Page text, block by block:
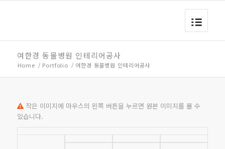
여한경 동물병원 인테리어공사
Home / Portfolio / 여한경 동물병원 인테리어공사
작은 이미지에 마우스의 왼쪽 버튼을 누르면 원본 이미지를 볼 수
있습니다.